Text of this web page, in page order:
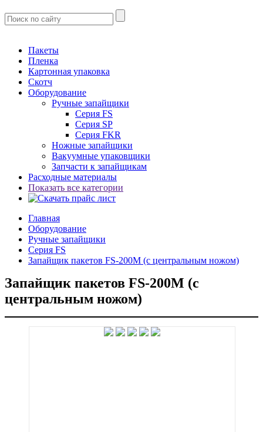
Пакеты
Пленка
Картонная упаковка
Скотч
Оборудование
Ручные запайщики
Серия FS
Серия SP
Серия FKR
Ножные запайщики
Вакуумные упаковщики
Запчасти к запайщикам
Расходные материалы
Показать все категории
Главная
Оборудование
Ручные запайщики
Серия FS
Запайщик пакетов FS-200M (с центральным ножом)
Запайщик пакетов FS-200M (с
центральным ножом)